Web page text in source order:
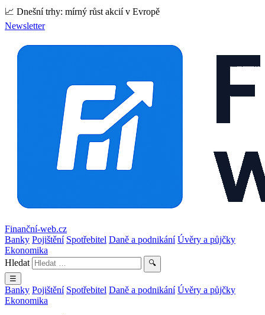
📈 Dnešní trhy: mírný růst akcií v Evropě
Newsletter
Finanční-web.cz
Banky Pojištění Spotřebitel Daně a podnikání Úvěry a půjčky
Ekonomika
Hledat
🔍
☰
Banky Pojištění Spotřebitel Daně a podnikání Úvěry a půjčky
Ekonomika